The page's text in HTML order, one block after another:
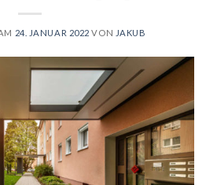
24. JANUAR 2022 VON JAKUB